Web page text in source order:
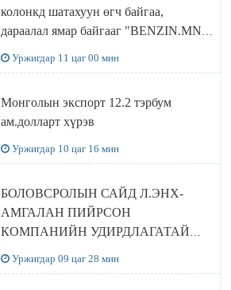
колонкд шатахуун өгч байгаа,
дараалал ямар байгааг "BENZIN.MN”
Уржигдар 11 цаг 00 мин
Монголын экспорт 12.2 тэрбум
ам.долларт хүрэв
Уржигдар 10 цаг 16 мин
БОЛОВСРОЛЫН САЙД Л.ЭНХ-
АМГАЛАН ПИЙРСОН
КОМПАНИЙН УДИРДЛАГАТАЙ
Уржигдар 09 цаг 28 мин